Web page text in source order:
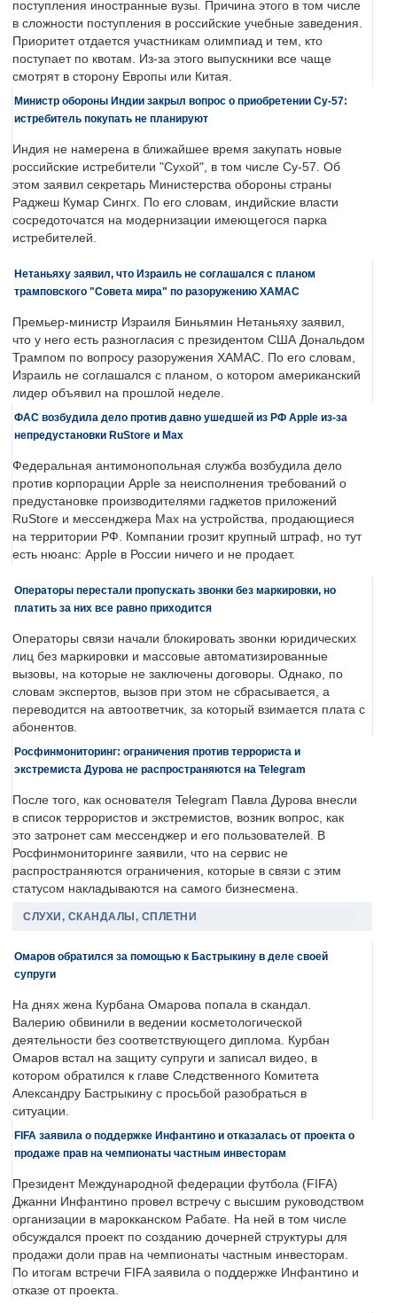
поступления иностранные вузы. Причина этого в том числе
в сложности поступления в российские учебные заведения.
Приоритет отдается участникам олимпиад и тем, кто
поступает по квотам. Из-за этого выпускники все чаще
смотрят в сторону Европы или Китая.
Министр обороны Индии закрыл вопрос о приобретении Су-57:
истребитель покупать не планируют
Индия не намерена в ближайшее время закупать новые
российские истребители "Сухой", в том числе Су-57. Об
этом заявил секретарь Министерства обороны страны
Раджеш Кумар Сингх. По его словам, индийские власти
сосредоточатся на модернизации имеющегося парка
истребителей.
Нетаньяху заявил, что Израиль не соглашался с планом
трамповского "Совета мира" по разоружению ХАМАС
Премьер-министр Израиля Биньямин Нетаньяху заявил,
что у него есть разногласия с президентом США Дональдом
Трампом по вопросу разоружения ХАМАС. По его словам,
Израиль не соглашался с планом, о котором американский
лидер объявил на прошлой неделе.
ФАС возбудила дело против давно ушедшей из РФ Apple из-за
непредустановки RuStore и Max
Федеральная антимонопольная служба возбудила дело
против корпорации Apple за неисполнения требований о
предустановке производителями гаджетов приложений
RuStore и мессенджера Max на устройства, продающиеся
на территории РФ. Компании грозит крупный штраф, но тут
есть нюанс: Apple в России ничего и не продает.
Операторы перестали пропускать звонки без маркировки, но
платить за них все равно приходится
Операторы связи начали блокировать звонки юридических
лиц без маркировки и массовые автоматизированные
вызовы, на которые не заключены договоры. Однако, по
словам экспертов, вызов при этом не сбрасывается, а
переводится на автоответчик, за который взимается плата с
абонентов.
Росфинмониторинг: ограничения против террориста и
экстремиста Дурова не распространяются на Telegram
После того, как основателя Telegram Павла Дурова внесли
в список террористов и экстремистов, возник вопрос, как
это затронет сам мессенджер и его пользователей. В
Росфинмониторинге заявили, что на сервис не
распространяются ограничения, которые в связи с этим
статусом накладываются на самого бизнесмена.
СЛУХИ, СКАНДАЛЫ, СПЛЕТНИ
Омаров обратился за помощью к Бастрыкину в деле своей
супруги
На днях жена Курбана Омарова попала в скандал.
Валерию обвинили в ведении косметологической
деятельности без соответствующего диплома. Курбан
Омаров встал на защиту супруги и записал видео, в
котором обратился к главе Следственного Комитета
Александру Бастрыкину с просьбой разобраться в
ситуации.
FIFA заявила о поддержке Инфантино и отказалась от проекта о
продаже прав на чемпионаты частным инвесторам
Президент Международной федерации футбола (FIFA)
Джанни Инфантино провел встречу с высшим руководством
организации в марокканском Рабате. На ней в том числе
обсуждался проект по созданию дочерней структуры для
продажи доли прав на чемпионаты частным инвесторам.
По итогам встречи FIFA заявила о поддержке Инфантино и
отказе от проекта.